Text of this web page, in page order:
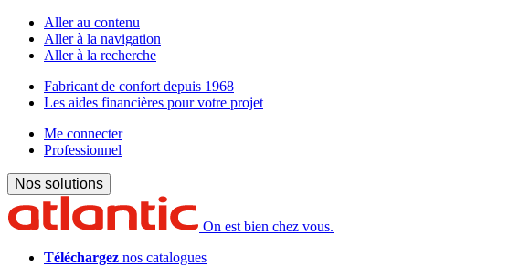
Aller au contenu
Aller à la navigation
Aller à la recherche
Fabricant de confort depuis 1968
Les aides financières pour votre projet
Me connecter
Professionnel
Nos solutions
On est bien chez vous.
Téléchargez nos catalogues